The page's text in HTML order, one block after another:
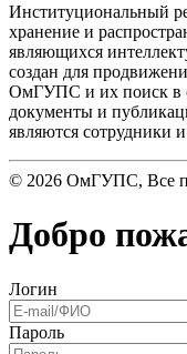
Институциональный
хранение и
являющихся
создан для
ОмГУПС и их поиск в
документы и
являются
© 2026 ОмГУПС, Все
Добро
Логин
Пароль